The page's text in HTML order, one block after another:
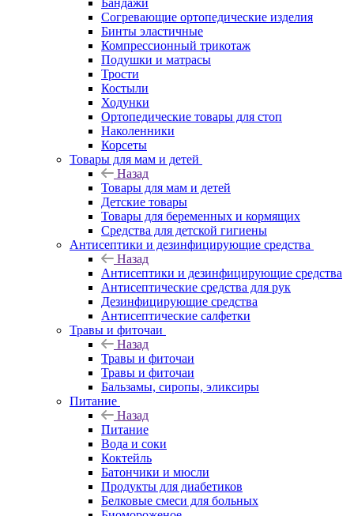
Бандажи
Согревающие ортопедические изделия
Бинты эластичные
Компрессионный трикотаж
Подушки и матрасы
Трости
Костыли
Ходунки
Ортопедические товары для стоп
Наколенники
Корсеты
Товары для мам и детей
Назад
Товары для мам и детей
Детские товары
Товары для беременных и кормящих
Средства для детской гигиены
Антисептики и дезинфицирующие средства
Назад
Антисептики и дезинфицирующие средства
Антисептические средства для рук
Дезинфицирующие средства
Антисептические салфетки
Травы и фиточаи
Назад
Травы и фиточаи
Травы и фиточаи
Бальзамы, сиропы, эликсиры
Питание
Назад
Питание
Вода и соки
Коктейль
Батончики и мюсли
Продукты для диабетиков
Белковые смеси для больных